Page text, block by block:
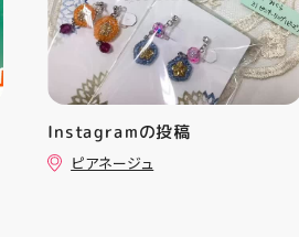
Instagramの投稿
ピアネージュ